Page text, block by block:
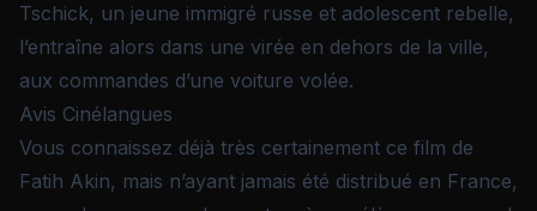
Tschick, un jeune immigré russe et adolescent rebelle,
l’entraîne alors dans une virée en dehors de la ville,
aux commandes d’une voiture volée.
Avis Cinélangues
Vous connaissez déjà très certainement ce film de
Fatih Akin, mais n’ayant jamais été distribué en France,